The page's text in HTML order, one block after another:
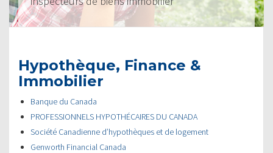
Hypothèque, Finance &
Immobilier
Banque du Canada
PROFESSIONNELS HYPOTHÉCAIRES DU CANADA
Société Canadienne d’hypothèques et de logement
Genworth Financial Canada